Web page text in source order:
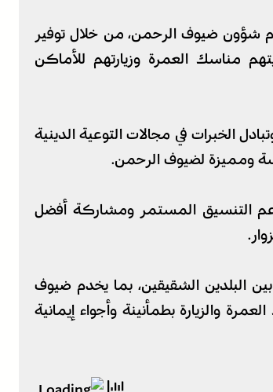
شؤون ضيوف الرحمن، من خلال توفير
مناسك العمرة وزيارتهم للأماكن
الخبرات في مجالات التوعية الدينية
ومميزة لضيوف الرحمن.
التنسيق المستمر ومشاركة أفضل
البلدين الشقيقين، بما يخدم ضيوف
والزيارة بطمأنينة وأجواء إيمانية